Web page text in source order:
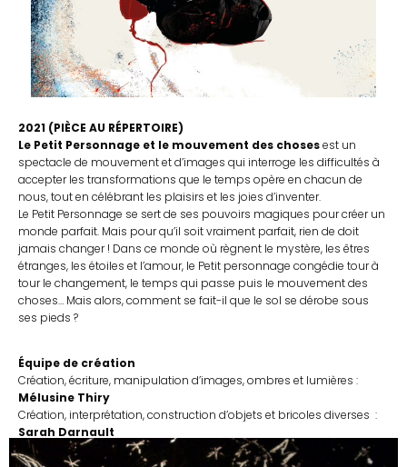
2021 (PIÈCE AU RÉPERTOIRE)
Le Petit Personnage et le mouvement des chosesest un
spectacle de mouvement et d’images qui interroge les difficultés à
accepter les transformations que le temps opère en chacun de
nous, tout en célébrant les plaisirs et les joies d’inventer.
Le Petit Personnage se sert de ses pouvoirs magiques pour créer un
monde parfait. Mais pour qu’il soit vraiment parfait, rien de doit
jamais changer ! Dans ce monde où règnent le mystère, les êtres
étranges, les étoiles et l’amour, le Petit personnage congédie tour à
tour le changement, le temps qui passe puis le mouvement des
choses… Mais alors, comment se fait-il que le sol se dérobe sous
ses pieds ?
Équipe de création
Création, écriture, manipulation d’images, ombres et lumières :
Mélusine Thiry
Création, interprétation, construction d’objets et bricoles diverses :
Sarah Darnault
Accompagnement à l’artistique, la dramaturgie et la mise en scène :